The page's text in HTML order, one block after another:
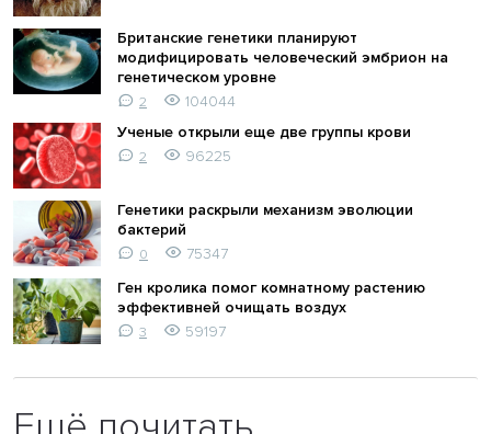
Британские генетики планируют
модифицировать человеческий эмбрион на
генетическом уровне
2
104044
Ученые открыли еще две группы крови
2 96225
Генетики раскрыли механизм эволюции
бактерий
0
75347
Ген кролика помог комнатному растению
эффективней очищать воздух
3 59197